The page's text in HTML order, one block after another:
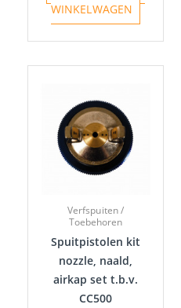
WINKELWAGEN
Verfspuiten /
Toebehoren
Spuitpistolen kit
nozzle, naald,
airkap set t.b.v.
CC500
meerdere
gekozen
op